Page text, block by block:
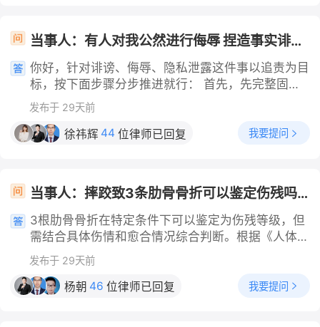
标注申请执行的缴费比例，完成申请流程备案。 第
五，按照备案确认后的比例按时足额交纳对应时段的
物业费，留存好每一笔缴费的凭证，避免因费用核算
争议产生逾期记录，保障自身的合法权益。 第六，
房收费惯例，提交房屋长期未使用的证明材料，申请
按70%的常规空置比例交纳物业费，完成费用确认流
程。
商业价值）及当地经济水平等因素，酌情确定赔偿数
额。精神损害赔偿适用条件：需达到“造成严重精神
损害”的后果（如侵权导致肖像权人社会评价严重贬
损、造成严重心理痛苦）。酌定因素：法院根据侵权
人的过错程度、侵权手段（如恶意丑化）、侵权后
果、侵权人的获利情况及当地平均生活水平等综合酌
定。合理维权费用范围：被侵权人为制止侵权行为所
担方式除上述经济赔偿外，侵权人还需承担以下民事
责任：停止侵害（如删除侵权图片、停止使用）、消
除影响、赔礼道歉。若侵权通过网络平台传播且平台
未采取必要措施，平台可能承担连带责任。
关联信息。 2.申请法院调取：在诉讼过程中，可向
银行账户等。 3.公安机关查询：在涉及人员失联、
涉嫌违法犯罪等紧急或法定情形下，可向公安机关报
案，由警方依法通过内部系统调取人员行踪或关联信
息。三、 通过生活痕迹与公开渠道查询（适用于普
通寻人、核实身份等） 1.社交与支付核验：通过微、
名查询对方的公开信息。 2.实地与社区排查：通过
开公示信息（需注意不得侵犯他人隐私）。 3.发布
寻人信息：对于普通失人员，可通过信朋友圈、微博
等社交平发布寻人启事，或联系专业寻人平，但需注
意不得发布虚假信息或侵犯他人隐私。四、 通过授
权查询（适用于代理事务） 若对方明确同意授权
存在四类法定例外情形，满足完整证据链才有可能不
予暂扣驾驶证： 封闭区域短距离挪车：仅在小区、
单位内部停车场挪车，未驶入公共通行道路，行驶距
离极短、未干扰公共交通，酒精含量刚达酒驾标准，
害后果” 不予行政处罚。 检测程序或证据存在重大瑕
疵：交警未使用合规校准设备、未当场告知复检权
利、未留存完整执法录像；你可在收到检测结果三日
申请行政复议、六个月内提起行政诉讼，以程序违法
无代驾、救护车无法及时抵达，不得已酒后驾车送
医，需提供完整病历、急诊记录、证人证言，经交管
部门核实属实，可免除暂扣处罚。 受胁迫驾车：有
完整证据证实他人以人身、财产安全胁迫你酒后开
车，非本人主观自愿，查证属实可酌情免除扣证。
当事人：有人对我公然进行侮辱 捏造事实诽谤我并非法窃取我的隐私散布我的个人隐私 帮问助手：你希望达到什么结果？追究对方责任还是要求赔偿？ 当事人：追责
你好，针对诽谤、侮辱、隐私泄露这件事以追责为目
标，按下面步骤分步推进就行： 首先，先完整固定
全部侵权证据。把对方辱骂造谣的聊天截图、视频录
音、朋友圈/社群发帖页面做好录屏存档，标注发布
时间与传播范围；把隐私被外泄的内容、来源一并留
资料，为后续维权锁定追责对象。 然后，先走行政
追责渠道报案。带着整理齐全的证据前往属地派出所
报案，对方公然侮辱他人、散播隐私，符合治安违法
情形，警方查实后可以作出警告、罚款、行政拘留的
负面影响，满足立案标准的，公安会按流程开展刑事
侦查。 其次，走刑事途径追究刑事责任。要是捏造
的诽谤信息被大范围转发，造成你名誉严重受损、出
发布于 29天前
徐祎辉 44 位律师已回复 我要提问
当事人：摔跤致3条肋骨骨折可以鉴定伤残吗？ 帮问助手：你是因为什么原因摔的？是工作期间受伤吗？ 当事人：意外摔伤 帮问助手：是在哪发生的意外？他人有没有责任？ 当事人：家里摔的 帮问助手：你想咨询什么问题？是想做伤残鉴定找责任方赔偿吗？ 当事人：要赔偿 帮问助手：对方是谁？为什么要给你赔偿？ 当事人：走意外险赔
3根肋骨骨折在特定条件下可以鉴定为伤残等级，但
需结合具体伤情和愈合情况综合判断。根据《人体损
伤致残程度分级》标准，单纯3根肋骨骨折通常不直
接构成伤残，但若伴随并发症或畸形愈合，则可能评
定为十级伤残。 一、伤残评定的核心依据 基础标
发布于 29天前
杨朝 46 位律师已回复 我要提问